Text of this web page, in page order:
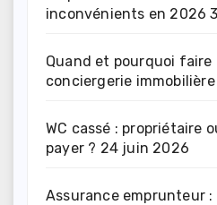
inconvénients en 2026
Quand et pourquoi faire
conciergerie immobilière
WC cassé : propriétaire
payer ? 24 juin 2026
Assurance emprunteur